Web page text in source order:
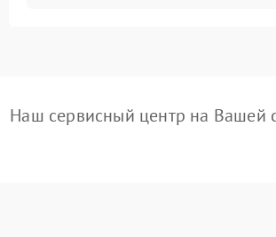
Наш сервисный центр на Вашей